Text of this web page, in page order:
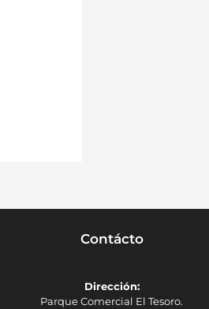
Contácto
Dirección:
Parque Comercial El Tesoro.